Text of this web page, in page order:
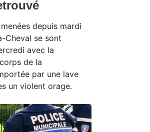
depuis mardi
Cheval se sont
avec la
de la
par une lave
un violent orage.